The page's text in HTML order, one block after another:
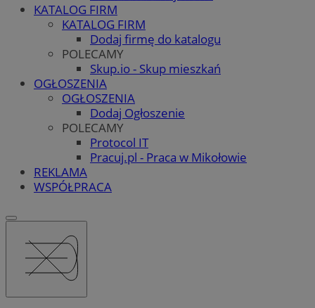
KATALOG FIRM
KATALOG FIRM
Dodaj firmę do katalogu
POLECAMY
Skup.io - Skup mieszkań
OGŁOSZENIA
OGŁOSZENIA
Dodaj Ogłoszenie
POLECAMY
Protocol IT
Pracuj.pl - Praca w Mikołowie
REKLAMA
WSPÓŁPRACA